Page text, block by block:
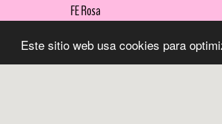
Este sitio web usa cookies para
FE Rosa
Términos |Privacidad